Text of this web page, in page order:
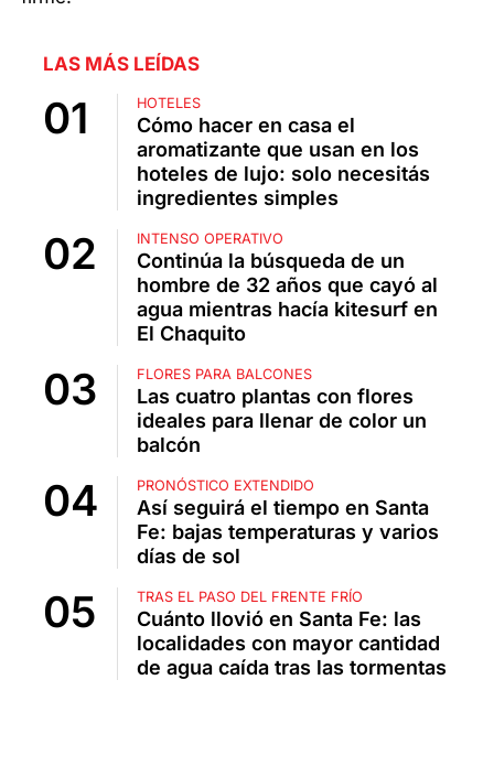
LAS MÁS LEÍDAS
HOTELES
Cómo hacer en casa el
aromatizante que usan en los
hoteles de lujo: solo necesitás
ingredientes simples
INTENSO OPERATIVO
Continúa la búsqueda de un
hombre de 32 años que cayó al
agua mientras hacía kitesurf en
El Chaquito
FLORES PARA BALCONES
Las cuatro plantas con flores
ideales para llenar de color un
balcón
PRONÓSTICO EXTENDIDO
Así seguirá el tiempo en Santa
Fe: bajas temperaturas y varios
días de sol
TRAS EL PASO DEL FRENTE FRÍO
Cuánto llovió en Santa Fe: las
localidades con mayor cantidad
de agua caída tras las tormentas